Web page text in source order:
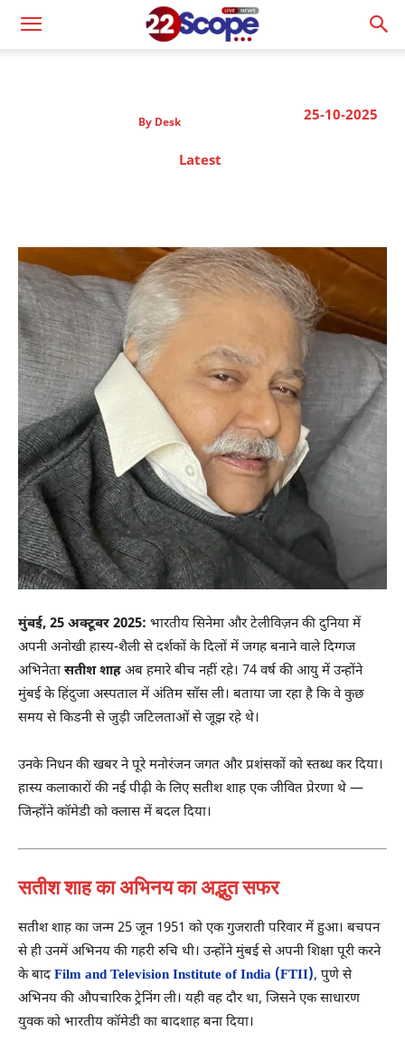
25-10-2025
By Desk
Latest
मुंबई, 25 अक्टूबर 2025: भारतीय सिनेमा और टेलीविज़न की दुनिया में
अपनी अनोखी हास्य-शैली से दर्शकों के दिलों में जगह बनाने वाले दिग्गज
अभिनेता सतीश शाह अब हमारे बीच नहीं रहे। 74 वर्ष की आयु में उन्होंने
मुंबई के हिंदुजा अस्पताल में अंतिम साँस ली। बताया जा रहा है कि वे कुछ
समय से किडनी से जुड़ी जटिलताओं से जूझ रहे थे।
उनके निधन की खबर ने पूरे मनोरंजन जगत और प्रशंसकों को स्तब्ध कर दिया।
हास्य कलाकारों की नई पीढ़ी के लिए सतीश शाह एक जीवित प्रेरणा थे —
जिन्होंने कॉमेडी को क्लास में बदल दिया।
सतीश शाह का अभिनय का अद्भुत सफर
सतीश शाह का जन्म 25 जून 1951 को एक गुजराती परिवार में हुआ। बचपन
से ही उनमें अभिनय की गहरी रुचि थी। उन्होंने मुंबई से अपनी शिक्षा पूरी करने
के बाद Film and Television Institute of India (FTII), पुणे से
अभिनय की औपचारिक ट्रेनिंग ली। यही वह दौर था, जिसने एक साधारण
युवक को भारतीय कॉमेडी का बादशाह बना दिया।